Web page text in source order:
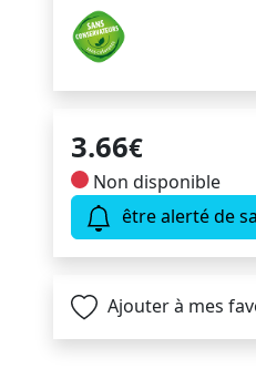
3.66€
Non disponible
être alerté de
Ajouter à mes